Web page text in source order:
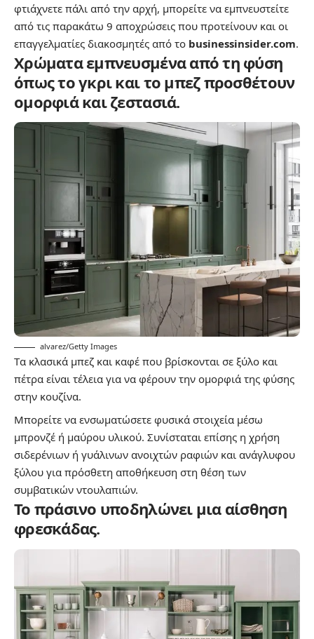
φτιάχνετε πάλι από την αρχή, μπορείτε να εμπνευστείτε
από τις παρακάτω 9 αποχρώσεις που προτείνουν και οι
επαγγελματίες διακοσμητές από το businessinsider.com.
Χρώματα εμπνευσμένα από τη φύση
όπως το γκρι και το μπεζ προσθέτουν
ομορφιά και ζεστασιά.
alvarez/Getty Images
Tα κλασικά μπεζ και καφέ που βρίσκονται σε ξύλο και
πέτρα είναι τέλεια για να φέρουν την ομορφιά της φύσης
στην κουζίνα.
Μπορείτε να ενσωματώσετε φυσικά στοιχεία μέσω
μπρονζέ ή μαύρου υλικού. Συνίσταται επίσης η χρήση
σιδερένιων ή γυάλινων ανοιχτών ραφιών και ανάγλυφου
ξύλου για πρόσθετη αποθήκευση στη θέση των
συμβατικών ντουλαπιών.
Το πράσινο υποδηλώνει μια αίσθηση
φρεσκάδας.